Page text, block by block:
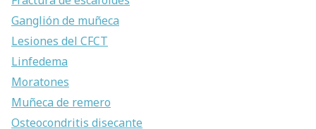
Ganglión de muñeca
Lesiones del CFCT
Linfedema
Moratones
Muñeca de remero
Osteocondritis disecante